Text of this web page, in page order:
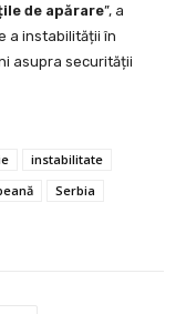
de apărare”, a
a instabilității în
asupra securității
instabilitate
Serbia